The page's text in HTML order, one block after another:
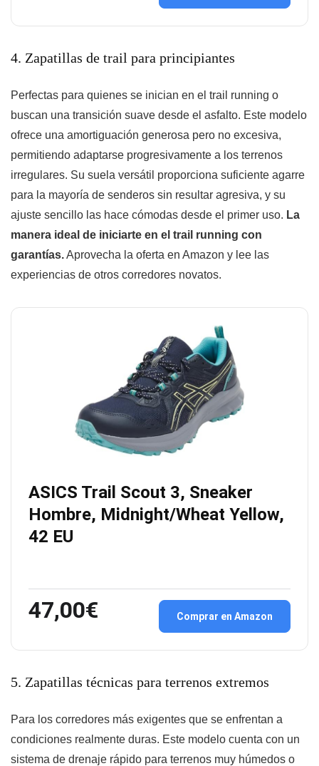
4. Zapatillas de trail para principiantes
Perfectas para quienes se inician en el trail running o
buscan una transición suave desde el asfalto. Este modelo
ofrece una amortiguación generosa pero no excesiva,
permitiendo adaptarse progresivamente a los terrenos
irregulares. Su suela versátil proporciona suficiente agarre
para la mayoría de senderos sin resultar agresiva, y su
ajuste sencillo las hace cómodas desde el primer uso. La
manera ideal de iniciarte en el trail running con
garantías.Aprovecha la oferta en Amazon y lee las
experiencias de otros corredores novatos.
ASICS Trail Scout 3, Sneaker
Hombre, Midnight/Wheat Yellow,
42 EU
47,00€ Comprar en Amazon
5. Zapatillas técnicas para terrenos extremos
Para los corredores más exigentes que se enfrentan a
condiciones realmente duras. Este modelo cuenta con un
sistema de drenaje rápido para terrenos muy húmedos o